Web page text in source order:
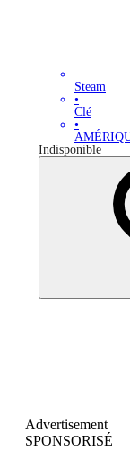
Steam
•
Clé
•
Indisponible
Advertisement
SPONSORISÉ